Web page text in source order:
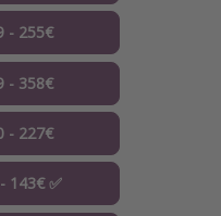
- 255€
- 358€
- 227€
143€ ✅